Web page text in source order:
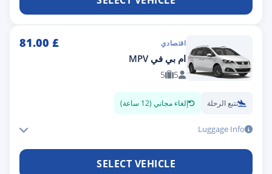
اقتصادي £
81.00
ام بي في MPV
5
5
تتبع الرحلة إلغاء مجاني (12 ساعة)
Luggage Info
SELECT VEHICLE